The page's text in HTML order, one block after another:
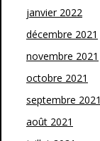
janvier 2022
décembre 2021
novembre 2021
octobre 2021
septembre 2021
août 2021